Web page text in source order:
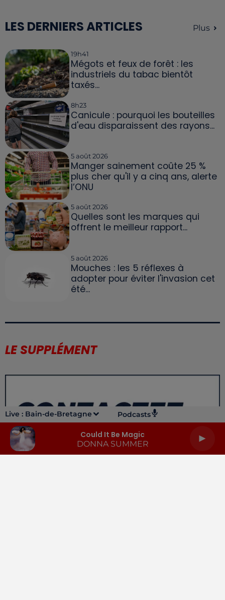
Live : Bain-de-Bretagne Podcasts
Could It Be Magic
DONNA SUMMER
LES DERNIERS ARTICLES Plus
19h41
Mégots et feux de forêt : les
industriels du tabac bientôt
taxés...
8h23
Canicule : pourquoi les bouteilles
d'eau disparaissent des rayons...
5 août 2026
Manger sainement coûte 25 %
plus cher qu'il y a cinq ans, alerte
l’ONU
5 août 2026
Quelles sont les marques qui
offrent le meilleur rapport...
5 août 2026
Mouches : les 5 réflexes à
adopter pour éviter l'invasion cet
été...
LE SUPPLÉMENT